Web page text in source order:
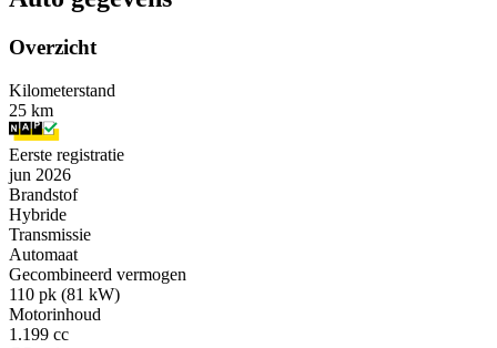
Overzicht
Kilometerstand
25 km
Eerste registratie
jun 2026
Brandstof
Hybride
Transmissie
Automaat
Gecombineerd vermogen
110 pk (81 kW)
Motorinhoud
1.199 cc